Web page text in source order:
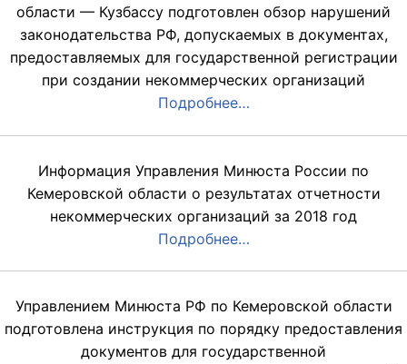
области — Кузбассу подготовлен обзор нарушений
законодательства РФ, допускаемых в документах,
предоставляемых для государственной регистрации
при создании некоммерческих организаций
Подробнее…
Информация Управления Минюста России по
Кемеровской области о результатах отчетности
некоммерческих организаций за 2018 год
Подробнее…
Управлением Минюста РФ по Кемеровской области
подготовлена инструкция по порядку предоставления
документов для государственной